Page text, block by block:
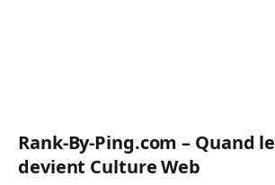
Rank-By-Ping.com – Quand
devient Culture Web